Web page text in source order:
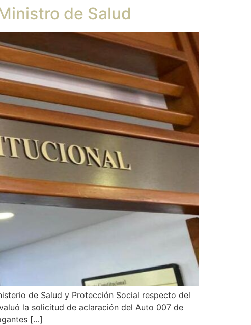
de Salud
de Salud y Protección Social respecto del
la solicitud de aclaración del Auto 007 de
[…]